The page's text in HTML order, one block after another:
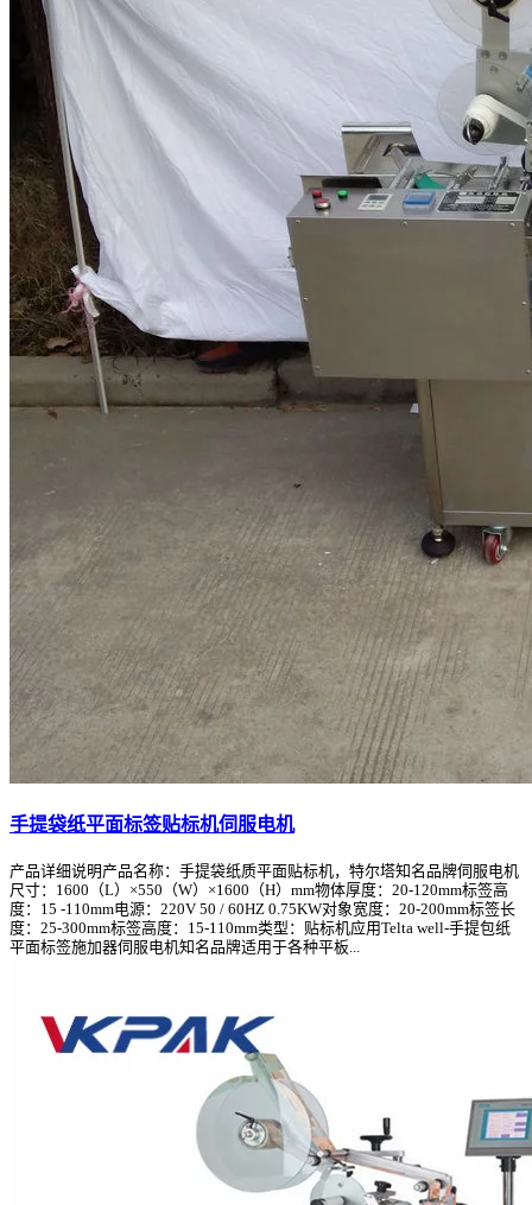
手提袋纸平面标签贴标机伺服电机
产品详细说明产品名称：手提袋纸质平面贴标机，特尔塔知名品牌伺服电机
尺寸：1600（L）×550（W）×1600（H）mm物体厚度：20-120mm标签高
度：15 -110mm电源：220V 50 / 60HZ 0.75KW对象宽度：20-200mm标签长
度：25-300mm标签高度：15-110mm类型：贴标机应用Telta well-手提包纸
平面标签施加器伺服电机知名品牌适用于各种平板...